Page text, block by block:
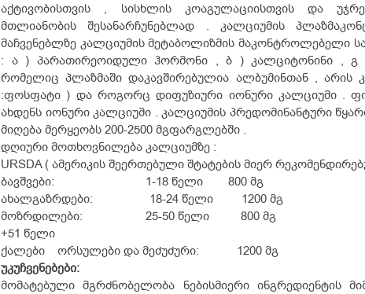
აქტივობისთვის , სისხლის კოაგულაციისთვის და
მთლიანობის შესანარჩუნებლად . კალციუმის
მაჩვენებლზე კალციუმის მეტაბოლიზმის მაკონტროლებელი
: ა ) პარათირეოიდული ჰორმონი , ბ ) კალციტონინი ,
რომელიც პლაზმაში დაკავშირებულია ალბუმინთან , არის
:ფოსფატი ) და როგორც დიფუზიური იონური კალციუმი .
ახდენს იონური კალციუმი . კალციუმის პრედომინანტური
მიღება მერყეობს 200-2500 მგფარგლებში .
დღიური მოთხოვნილება კალციუმზე :
URSDA ( ამერიკის შეერთებული შტატების მიერ
ბავშვები: 1-18 წელი 800 მგ
ახალგაზრდები: 18-24 წელი 1200 მგ
მოზრდილები: 25-50 წელი 800 მგ
+51 წელი
ქალები ორსულები და მეძუძური: 1200 მგ
უკუჩვენებები:
მომატებული მგრძნობელობა ნებისმიერი ინგრედიენტის